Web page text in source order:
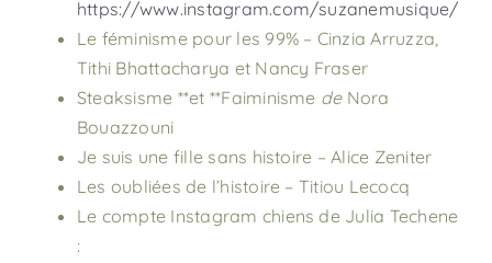
https://www.instagram.com/suzanemusique/
Le féminisme pour les 99% – Cinzia Arruzza,
Tithi Bhattacharya et Nancy Fraser
Steaksisme **et **Faiminisme deNora
Bouazzouni
Je suis une fille sans histoire – Alice Zeniter
Les oubliées de l’histoire – Titiou Lecocq
Le compte Instagram chiens de Julia Techene
: